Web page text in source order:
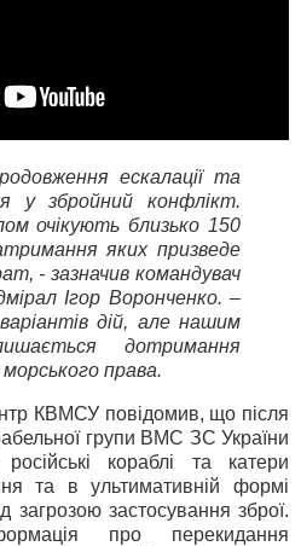
ескалації та
у збройний конфлікт.
очікують близько 150
яких призведе
- зазначив командувач
Ігор Воронченко. –
дій, але нашим
дотримання
права.
КВМСУ повідомив, що після
групи ВМС ЗС України
кораблі та катери
та в ультимативній формі
загрозою застосування зброї.
про перекидання